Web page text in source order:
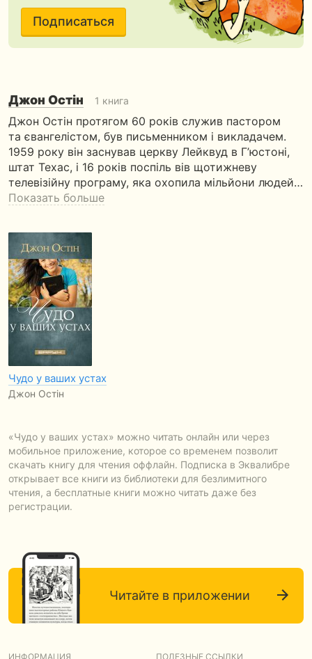
Подписаться
Джон Остін 1 книга
Джон Остін протягом 60 років служив пастором
та євангелістом, був письменником і викладачем.
1959 року він заснував церкву Лейквуд в Г’юстоні,
штат Техас, і 16 років поспіль вів щотижневу
телевізійну програму, яка охопила мільйони людей…
Показать больше
Чудо у ваших устах
Джон Остін
«Чудо у ваших устах» можно читать онлайн или через
мобильное приложение, которое со временем позволит
скачать книгу для чтения оффлайн. Подписка в Эквалибре
открывает все книги из библиотеки для безлимитного
чтения, а бесплатные книги можно читать даже без
регистрации.
Читайте в приложении
ИНФОРМАЦИЯ ПОЛЕЗНЫЕ ССЫЛКИ